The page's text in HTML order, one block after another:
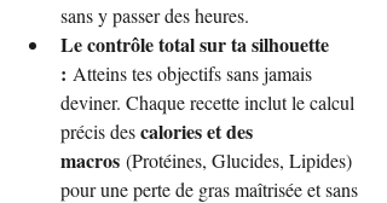
sans y passer des heures.
Le contrôle total sur ta silhouette
: Atteins tes objectifs sans jamais
deviner. Chaque recette inclut le calcul
précis des calories et des
macros (Protéines, Glucides, Lipides)
pour une perte de gras maîtrisée et sans